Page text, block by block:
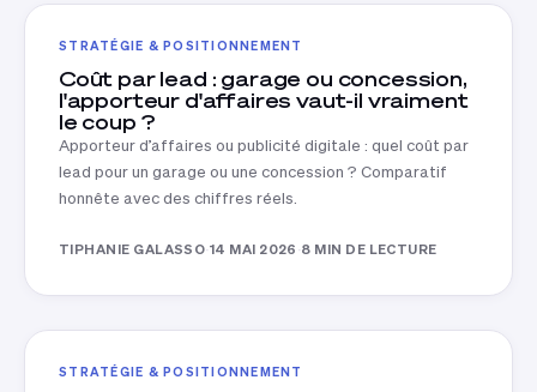
STRATÉGIE & POSITIONNEMENT
Coût par lead : garage ou concession,
l'apporteur d'affaires vaut-il vraiment
le coup ?
Apporteur d’affaires ou publicité digitale : quel coût par
lead pour un garage ou une concession ? Comparatif
honnête avec des chiffres réels.
TIPHANIE GALASSO·14 MAI 2026 ·8 MIN DE LECTURE
STRATÉGIE & POSITIONNEMENT